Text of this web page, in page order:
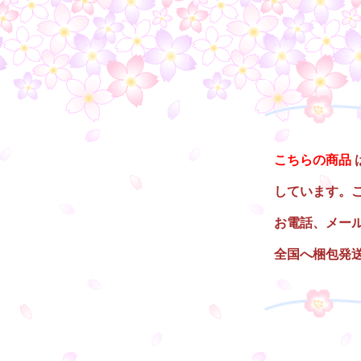
○
こちらの商品
しています。
お電話、メー
全国へ梱包発